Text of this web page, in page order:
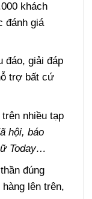
khách
đánh giá
đáo, giải đáp
trợ bất cứ
nhiều tạp
hội, báo
Today…
đúng
lên trên,